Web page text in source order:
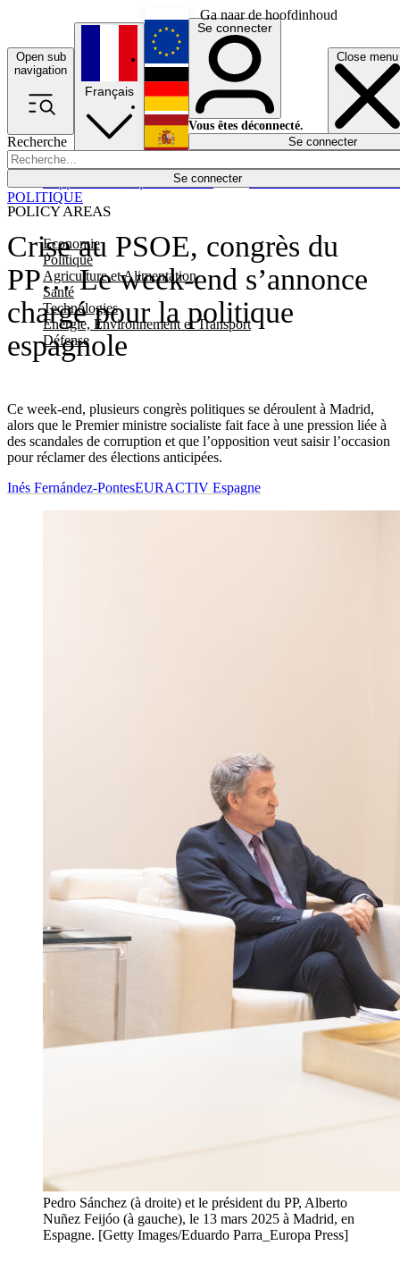
Ga naar de hoofdinhoud
Open sub
navigation
Close menu
Recherche
Se connecter
POLICY AREAS
Economie
Politique
Agriculture et Alimentation
Santé
Technologies
Energie, Environnement et Transport
Défense
Économie
Français
English
Deutsch
Español
Se connecter
Vous êtes déconnecté.
Se connecter
Crise au PSOE, congrès du
PP… Le week-end s’annonce
chargé pour la politique
espagnole
Ce week-end, plusieurs congrès politiques se déroulent à Madrid,
alors que le Premier ministre socialiste fait face à une pression liée à
des scandales de corruption et que l’opposition veut saisir l’occasion
pour réclamer des élections anticipées.
POLITIQUE
Inés Fernández-PontesEURACTIV Espagne
Pedro Sánchez (à droite) et le président du PP, Alberto
Nuñez Feijóo (à gauche), le 13 mars 2025 à Madrid, en
Espagne. [Getty Images/Eduardo Parra_Europa Press]